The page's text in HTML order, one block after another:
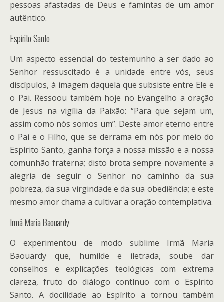
pessoas afastadas de Deus e famintas de um amor
autêntico.
Espírito Santo
Um aspecto essencial do testemunho a ser dado ao
Senhor ressuscitado é a unidade entre vós, seus
discípulos, à imagem daquela que subsiste entre Ele e
o Pai. Ressoou também hoje no Evangelho a oração
de Jesus na vigília da Paixão: “Para que sejam um,
assim como nós somos um”. Deste amor eterno entre
o Pai e o Filho, que se derrama em nós por meio do
Espírito Santo, ganha força a nossa missão e a nossa
comunhão fraterna; disto brota sempre novamente a
alegria de seguir o Senhor no caminho da sua
pobreza, da sua virgindade e da sua obediência; e este
mesmo amor chama a cultivar a oração contemplativa.
Irmã Maria Baouardy
O experimentou de modo sublime Irmã Maria
Baouardy que, humilde e iletrada, soube dar
conselhos e explicações teológicas com extrema
clareza, fruto do diálogo contínuo com o Espírito
Santo. A docilidade ao Espírito a tornou também